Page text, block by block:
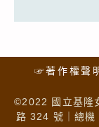
☞著作權聲
©2022 國立基隆
路 324 號｜總